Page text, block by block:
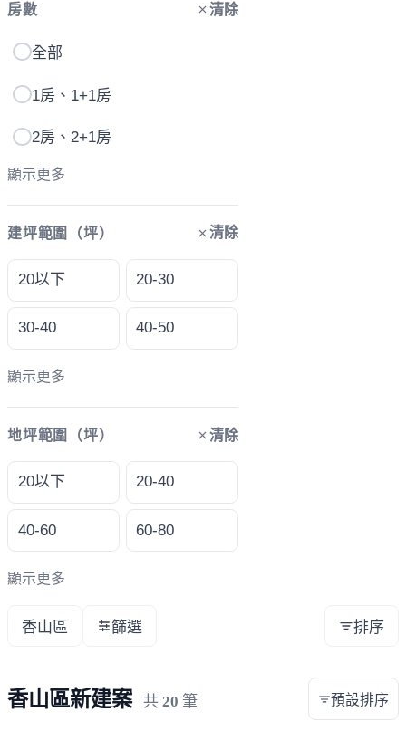
房數 清除
全部
1房、1+1房
2房、2+1房
顯示更多
建坪範圍（坪） 清除
20以下 20-30
30-40 40-50
顯示更多
地坪範圍（坪） 清除
20以下 20-40
40-60 60-80
顯示更多
香山區 篩選 排序
香山區新建案 共 20 筆 預設排序